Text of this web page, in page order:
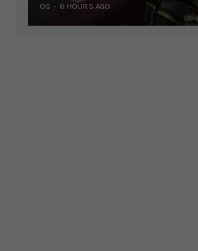
OS 6 HOURS AGO